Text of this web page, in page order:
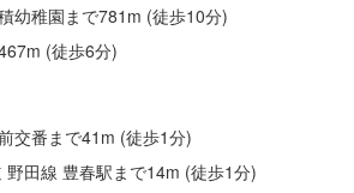
幼稚園まで781m (徒歩10分)
(徒歩6分)
交番まで41m (徒歩1分)
野田線 豊春駅まで14m (徒歩1分)